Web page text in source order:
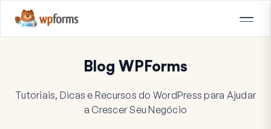
Blog WPForms
Tutoriais, Dicas e Recursos do WordPress para Ajudar
a Crescer Seu Negócio